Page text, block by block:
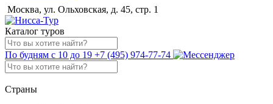
Москва, ул. Ольховская, д. 45, стр. 1
Каталог туров
По будням с 10 до 19 +7 (495) 974-77-74
Страны